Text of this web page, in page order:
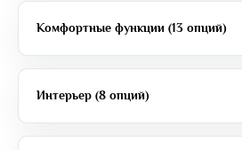
Комфортные функции (13 опций)
Интерьер (8 опций)